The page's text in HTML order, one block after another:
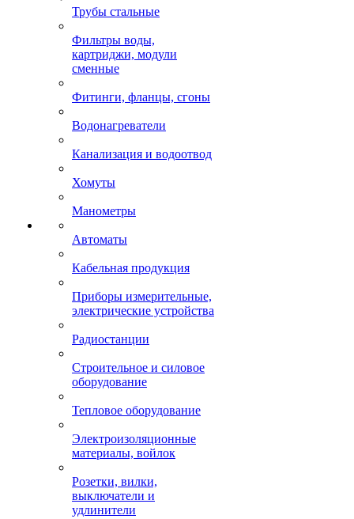
Трубы стальные
Фильтры воды,
картриджи, модули
сменные
Фитинги, фланцы, сгоны
Водонагреватели
Канализация и водоотвод
Хомуты
Манометры
Автоматы
Кабельная продукция
Приборы измерительные,
электрические устройства
Радиостанции
Строительное и силовое
оборудование
Тепловое оборудование
Электроизоляционные
материалы, войлок
Розетки, вилки,
выключатели и
удлинители